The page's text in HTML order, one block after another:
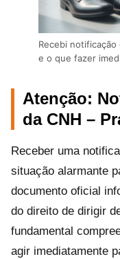
Recebi
e o que fazer
Atenção:
da CNH –
Receber uma
situação alarmante
documento oficial
do direito de dirigir
fundamental
agir imediatamente